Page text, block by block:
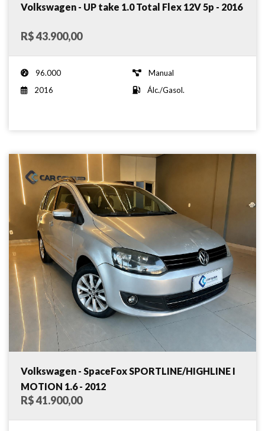
Volkswagen - UP take 1.0 Total Flex 12V 5p - 2016
R$ 43.900,00
96.000
Manual
2016
Álc./Gasol.
Volkswagen - SpaceFox SPORTLINE/HIGHLINE I
MOTION 1.6 - 2012
R$ 41.900,00